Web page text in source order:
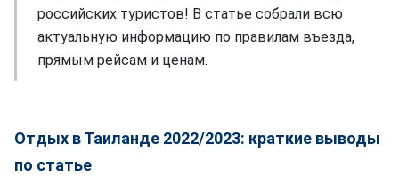
российских туристов! В статье собрали всю
актуальную информацию по правилам въезда,
прямым рейсам и ценам.
Отдых в Таиланде 2022/2023: краткие выводы
по статье